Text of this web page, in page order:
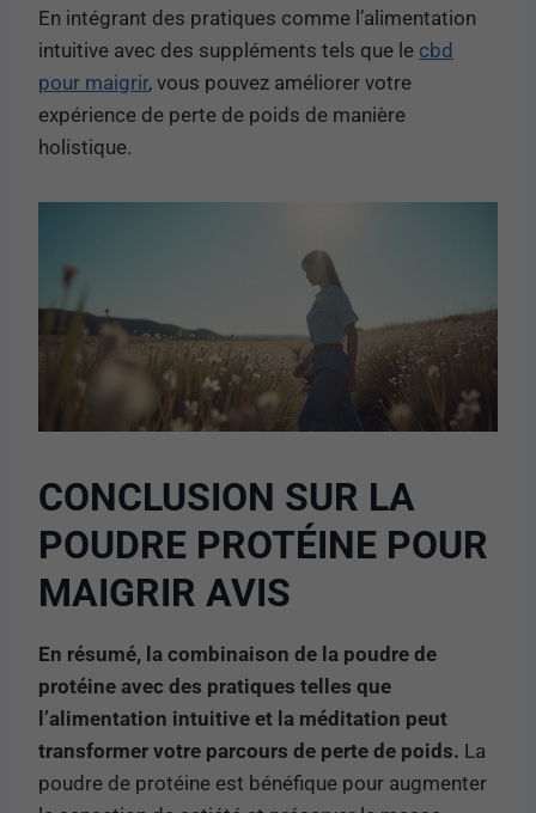
En intégrant des pratiques comme l’alimentation
intuitive avec des suppléments tels que le cbd
pour maigrir, vous pouvez améliorer votre
expérience de perte de poids de manière
holistique.
CONCLUSION SUR LA
POUDRE PROTÉINE POUR
MAIGRIR AVIS
En résumé, la combinaison de la poudre de
protéine avec des pratiques telles que
l’alimentation intuitive et la méditation peut
transformer votre parcours de perte de poids. La
poudre de protéine est bénéfique pour augmenter